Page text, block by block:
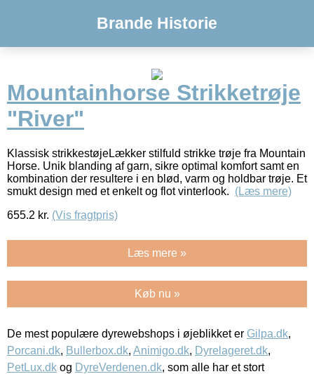
Brande Historie
Mountainhorse Strikketrøje
"River"
Klassisk strikkestøjeLækker stilfuld strikke trøje fra Mountain
Horse. Unik blanding af garn, sikre optimal komfort samt en
kombination der resultere i en blød, varm og holdbar trøje. Et
smukt design med et enkelt og flot vinterlook. (Læs mere)
655.2 kr. (Vis fragtpris)
Læs mere »
Køb nu »
De mest populære dyrewebshops i øjeblikket er Gilpa.dk,
Porcani.dk, Bullerbox.dk, Animigo.dk, Dyrelageret.dk,
PetLux.dk og DyreVerdenen.dk, som alle har et stort